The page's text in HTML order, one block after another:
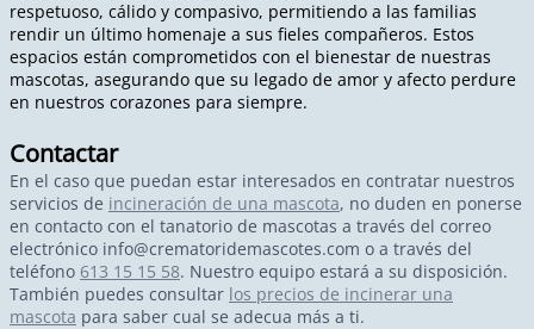
respetuoso, cálido y compasivo, permitiendo a las familias
rendir un último homenaje a sus fieles compañeros. Estos
espacios están comprometidos con el bienestar de nuestras
mascotas, asegurando que su legado de amor y afecto perdure
en nuestros corazones para siempre.
Contactar
En el caso que puedan estar interesados en contratar nuestros
servicios de incineración de una mascota, no duden en ponerse
en contacto con el tanatorio de mascotas a través del correo
electrónico info@crematoridemascotes.com o a través del
teléfono 613 15 15 58. Nuestro equipo estará a su disposición.
También puedes consultar los precios de incinerar una
mascota para saber cual se adecua más a ti.